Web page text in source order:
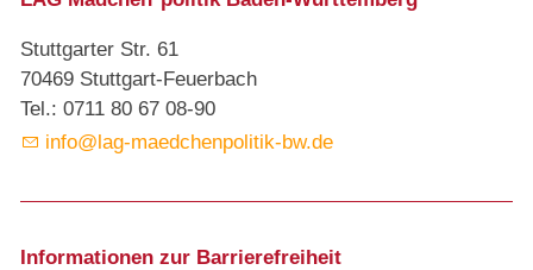
Stuttgarter Str. 61
70469 Stuttgart-Feuerbach
Tel.: 0711 80 67 08-90
info@lag-maedchenpolitik-bw.de
Informationen zur Barrierefreiheit